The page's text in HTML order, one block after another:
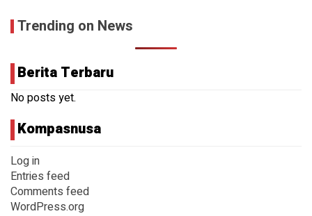
Trending on News
Berita Terbaru
No posts yet.
Kompasnusa
Log in
Entries feed
Comments feed
WordPress.org